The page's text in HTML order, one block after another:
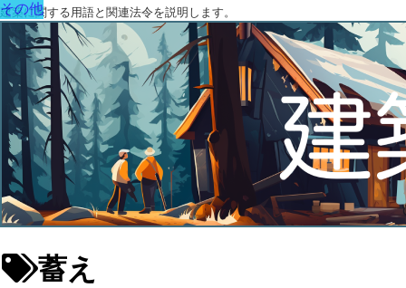
建築に関する用語と関連法令を説明します。
蓄え
その他